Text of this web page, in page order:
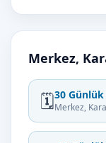
Merkez,
🗓️30
Merkez,